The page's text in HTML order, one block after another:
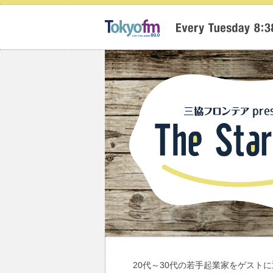
20代～30代の若手起業家をゲスト